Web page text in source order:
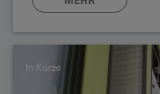
In Kürze